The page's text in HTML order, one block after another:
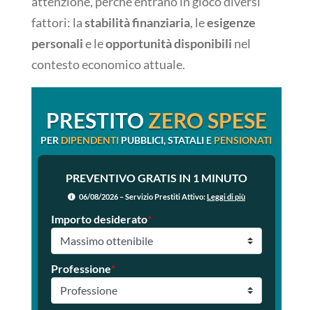
fattori: lastabilità finanziaria, leesigenze
personalie leopportunità disponibili nel
contesto economico attuale.
PRESTITO ZERO SPESE
PER DIPENDENTI PUBBLICI, STATALI E PENSIONATI
PREVENTIVO GRATIS IN 1 MINUTO
06/08/2026 – Servizio Prestiti Attivo:Leggi di più
Importo desiderato*
Professione*